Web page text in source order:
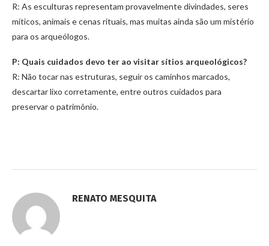
R: As esculturas representam provavelmente divindades, seres
míticos, animais e cenas rituais, mas muitas ainda são um mistério
para os arqueólogos.
P: Quais cuidados devo ter ao visitar sítios arqueológicos?
R: Não tocar nas estruturas, seguir os caminhos marcados,
descartar lixo corretamente, entre outros cuidados para
preservar o patrimônio.
RENATO MESQUITA